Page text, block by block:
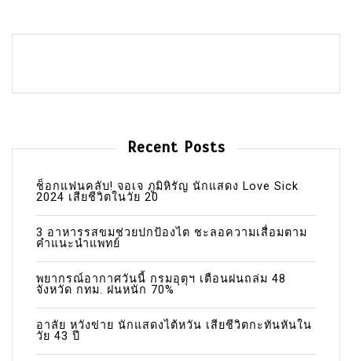
Recent Posts
ช็อกแฟนคลับ! จอเจ ภูมิหิรัญ นักแสดง Love Sick
2024 เสียชีวิตในวัย 20
3 อาหารรสขมช่วยปกป้องไต ชะลอความเสื่อมตาม
คำแนะนำแพทย์
พยากรณ์อากาศวันนี้ กรมอุตุฯ เตือนฝนถล่ม 48
จังหวัด กทม. ฝนหนัก 70%
อาลัย หวังข่าย นักแสดงไต้หวัน เสียชีวิตกะทันหันใน
วัย 43 ปี